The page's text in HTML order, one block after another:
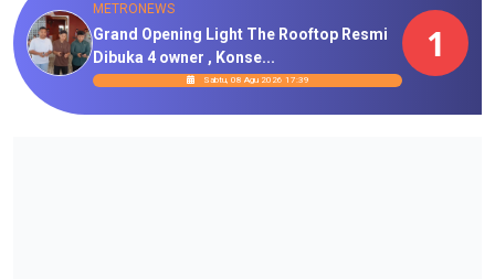
METRONEWS
Grand Opening Light The Rooftop Resmi
Dibuka 4 owner , Konse...
Sabtu, 08 Agu 2026 17:39
1